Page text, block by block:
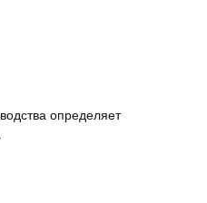
определяет